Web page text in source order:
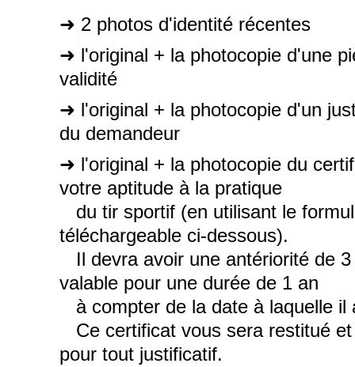
➜ 2 photos d'identité récentes
➜ l'original + la photocopie d'une
validité
➜ l'original + la photocopie d'un
du demandeur
➜ l'original + la photocopie du
votre aptitude à la pratique
du tir sportif (en utilisant le
téléchargeable ci-dessous).
Il devra avoir une antériorité de
valable pour une durée de 1 an
à compter de la date à laquelle il
Ce certificat vous sera restitué
pour tout justificatif.